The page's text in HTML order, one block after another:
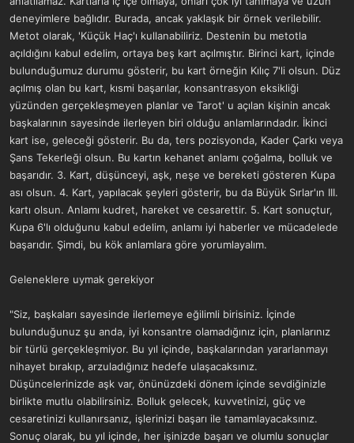
deneyimlere bağlıdır. Burada, ancak yaklaşık bir örnek verilebilir.
Metot olarak, 'Küçük Haç'ı kullanabiliriz. Destenin bu metotla
açıldığını kabul edelim, ortaya beş kart açılmıştır. Birinci kart, içinde
bulunduğumuz durumu gösterir, bu kart örneğin Kılıç 7'li olsun. Düz
açılmış olan bu kart, kısmi başarılar, konsantrasyon eksikliği
yüzünden gerçekleşmeyen planlar ve Tarot' u açılan kişinin ancak
başkalarının sayesinde ilerleyen biri olduğu anlamlarındadır. İkinci
kart ise, geleceği gösterir. Bu da, ters pozisyonda, Kader Çarkı veya
Şans Tekerleği olsun. Bu kartın kehanet anlamı çoğalma, bolluk ve
başarıdır. 3. Kart, düşünceyi, aşk, neşe ve bereketi gösteren Kupa
ası olsun. 4. Kart, yapılacak şeyleri gösterir, bu da Büyük Sırlar'ın III.
kartı olsun. Anlamı kudret, hareket ve cesarettir. 5. Kart sonuçtur,
Kupa 6'lı olduğunu kabul edelim, anlamı iyi haberler ve mücadelede
başarıdır. Şimdi, bu kök anlamlara göre yorumlayalım.
Geleneklere uymak gerekiyor
"Siz, başkaları sayesinde ilerlemeye eğilimli birisiniz. İçinde
bulunduğunuz şu anda, iyi konsantre olamadığınız için, planlarınız
bir türlü gerçekleşmiyor. Bu yıl içinde, başkalarından yararlanmayı
nihayet bırakıp, arzuladığınız hedefe ulaşacaksınız.
Düşüncelerinizde aşk var, önünüzdeki dönem içinde sevdiğinizle
birlikte mutlu olabilirsiniz. Bolluk gelecek, kuvvetinizi, güç ve
cesaretinizi kullanırsanız, işlerinizi başarı ile tamamlayacaksınız.
Sonuç olarak, bu yıl içinde, her işinizde başarı ve olumlu sonuçlar